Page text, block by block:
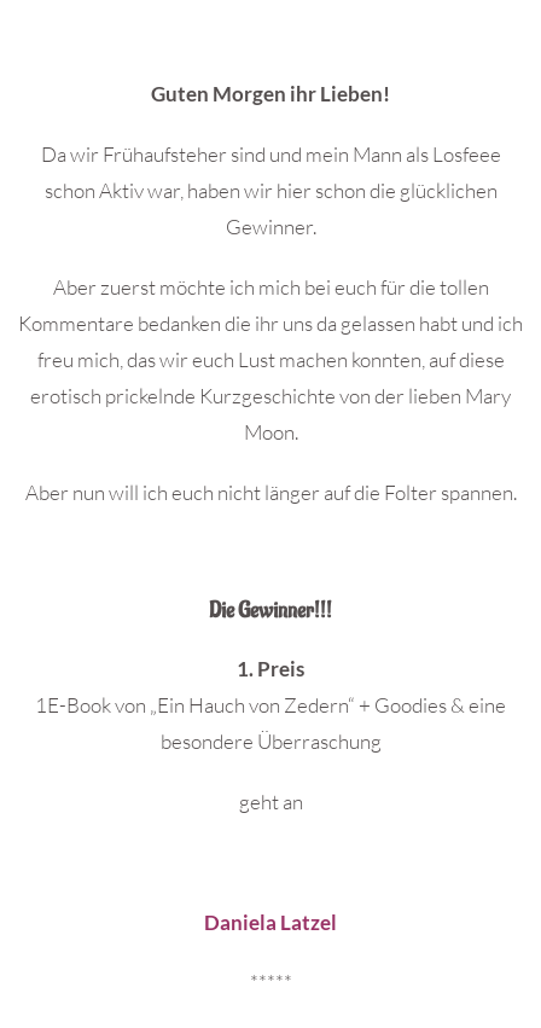
Guten Morgen ihr Lieben!
Da wir Frühaufsteher sind und mein Mann als Losfeee
schon Aktiv war, haben wir hier schon die glücklichen
Gewinner.
Aber zuerst möchte ich mich bei euch für die tollen
Kommentare bedanken die ihr uns da gelassen habt und ich
freu mich, das wir euch Lust machen konnten, auf diese
erotisch prickelnde Kurzgeschichte von der lieben Mary
Moon.
Aber nun will ich euch nicht länger auf die Folter spannen.
Die Gewinner!!!
1. Preis
1E-Book von „Ein Hauch von Zedern“ + Goodies & eine
besondere Überraschung
geht an
Daniela Latzel
*****